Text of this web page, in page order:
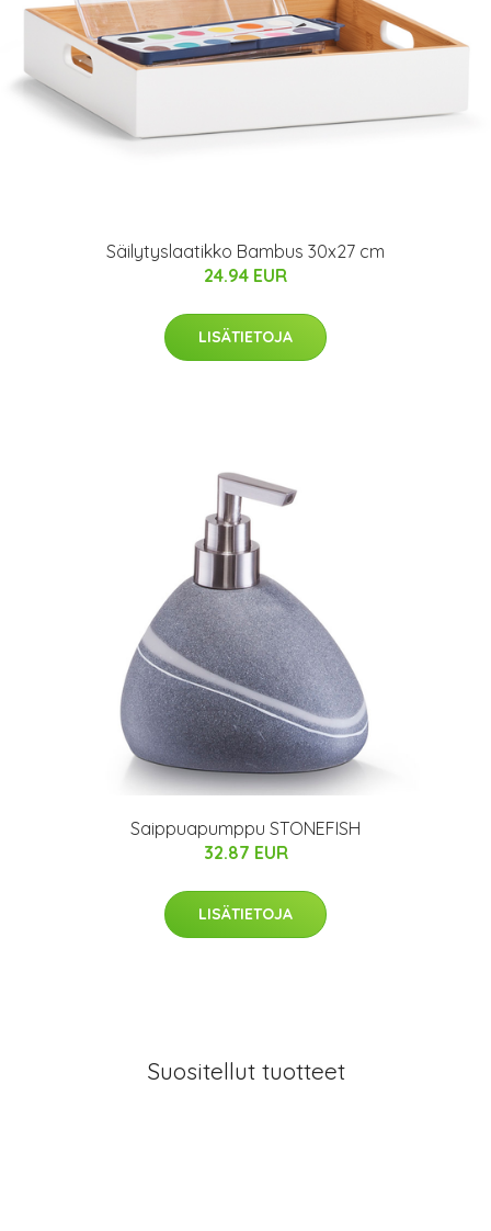
Säilytyslaatikko Bambus 30x27 cm
24.94 EUR
LISÄTIETOJA
Saippuapumppu STONEFISH
32.87 EUR
LISÄTIETOJA
Suositellut tuotteet